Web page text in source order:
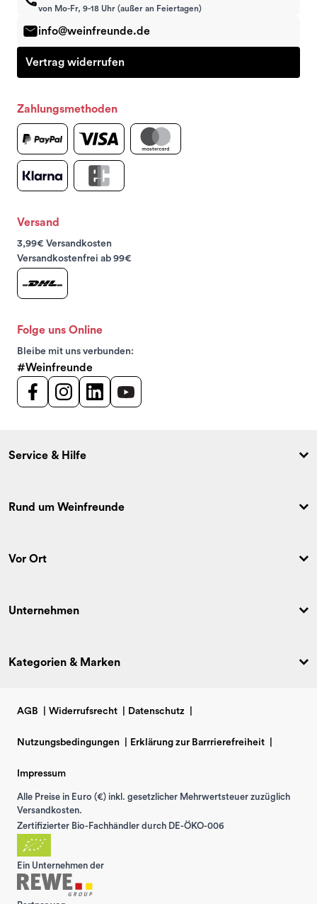
von Mo-Fr, 9-18 Uhr (außer an Feiertagen)
info@weinfreunde.de
Vertrag widerrufen
Zahlungsmethoden
Versand
3,99€ Versandkosten
Versandkostenfrei ab 99€
Folge uns Online
Bleibe mit uns verbunden:
#Weinfreunde
Service & Hilfe
Rund um Weinfreunde
Vor Ort
Unternehmen
Kategorien & Marken
AGB Widerrufsrecht Datenschutz
Nutzungsbedingungen Erklärung zur Barrrierefreiheit
Impressum
Alle Preise in Euro (€) inkl. gesetzlicher Mehrwertsteuer zuzüglich
Versandkosten.
Zertifizierter Bio-Fachhändler durch DE-ÖKO-006
Ein Unternehmen der